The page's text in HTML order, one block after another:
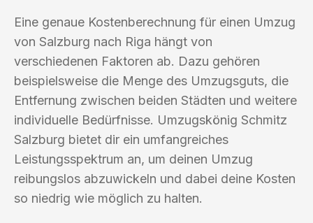
Eine genaue Kostenberechnung für einen Umzug
von Salzburg nach Riga hängt von
verschiedenen Faktoren ab. Dazu gehören
beispielsweise die Menge des Umzugsguts, die
Entfernung zwischen beiden Städten und weitere
individuelle Bedürfnisse. Umzugskönig Schmitz
Salzburg bietet dir ein umfangreiches
Leistungsspektrum an, um deinen Umzug
reibungslos abzuwickeln und dabei deine Kosten
so niedrig wie möglich zu halten.